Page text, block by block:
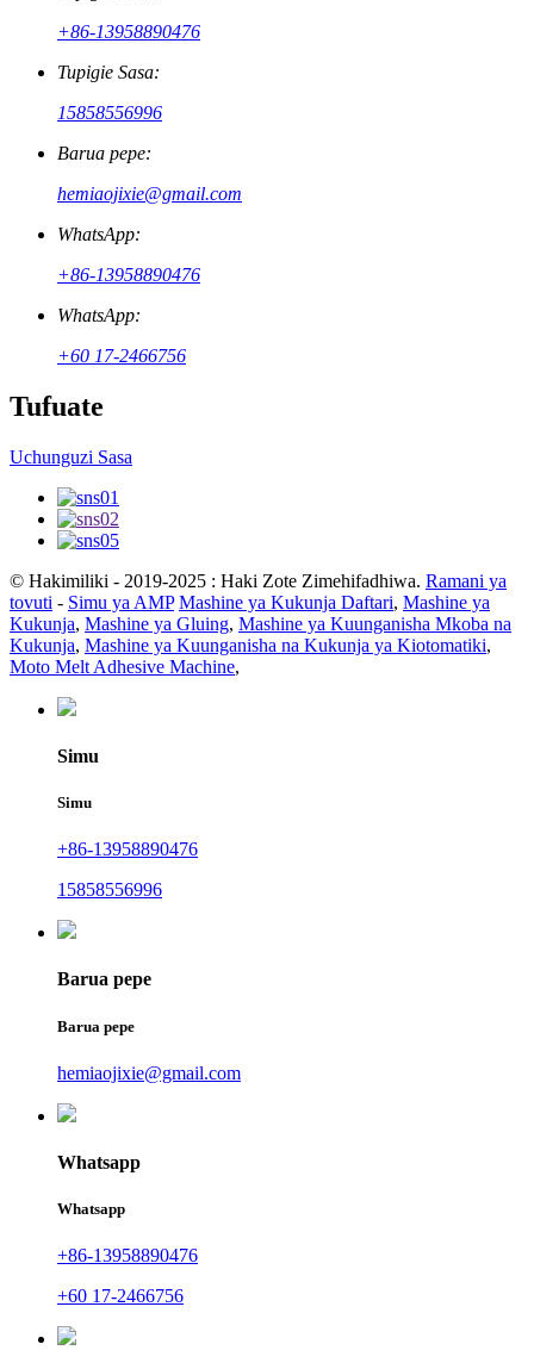
+86-13958890476
Tupigie Sasa:
15858556996
Barua pepe:
hemiaojixie@gmail.com
WhatsApp:
+86-13958890476
WhatsApp:
+60 17-2466756
Tufuate
Uchunguzi Sasa
© Hakimiliki - 2019-2025 : Haki Zote Zimehifadhiwa. Ramani ya
tovuti - Simu ya AMP Mashine ya Kukunja Daftari, Mashine ya
Kukunja, Mashine ya Gluing, Mashine ya Kuunganisha Mkoba na
Kukunja, Mashine ya Kuunganisha na Kukunja ya Kiotomatiki,
Moto Melt Adhesive Machine,
Simu
Simu
+86-13958890476
15858556996
Barua pepe
Barua pepe
hemiaojixie@gmail.com
Whatsapp
Whatsapp
+86-13958890476
+60 17-2466756